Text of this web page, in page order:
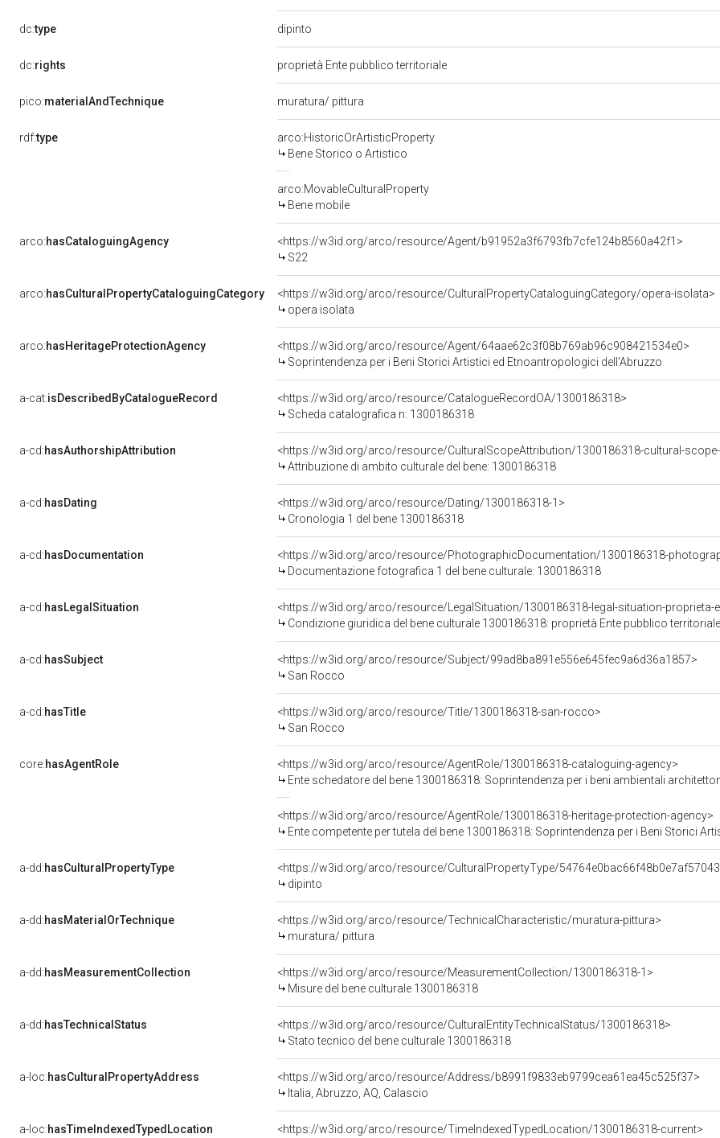
dc:type dipinto
dc:rights proprietà Ente pubblico territoriale
pico:materialAndTechnique muratura/ pittura
rdf:type
arco:HistoricOrArtisticProperty
Bene Storico o Artistico
arco:MovableCulturalProperty
Bene mobile
arco:hasCataloguingAgency
<https://w3id.org/arco/resource/Agent/b91952a3f6793fb7cfe124b8560a42f1>
S22
arco:hasCulturalPropertyCataloguingCategory
<https://w3id.org/arco/resource/CulturalPropertyCataloguingCategory/opera-isolata>
opera isolata
arco:hasHeritageProtectionAgency
<https://w3id.org/arco/resource/Agent/64aae62c3f08b769ab96c908421534e0>
Soprintendenza per i Beni Storici Artistici ed Etnoantropologici dell'Abruzzo
a-cat:isDescribedByCatalogueRecord
<https://w3id.org/arco/resource/CatalogueRecordOA/1300186318>
Scheda catalografica n: 1300186318
a-cd:hasAuthorshipAttribution
<https://w3id.org/arco/resource/CulturalScopeAttribution/1300186318-cultural-
Attribuzione di ambito culturale del bene: 1300186318
a-cd:hasDating
<https://w3id.org/arco/resource/Dating/1300186318-1>
Cronologia 1 del bene 1300186318
a-cd:hasDocumentation
<https://w3id.org/arco/resource/PhotographicDocumentation/1300186318-
Documentazione fotografica 1 del bene culturale: 1300186318
a-cd:hasLegalSituation
<https://w3id.org/arco/resource/LegalSituation/1300186318-legal-situation-proprieta-
Condizione giuridica del bene culturale 1300186318: proprietà Ente pubblico territoriale
a-cd:hasSubject
<https://w3id.org/arco/resource/Subject/99ad8ba891e556e645fec9a6d36a1857>
San Rocco
a-cd:hasTitle
<https://w3id.org/arco/resource/Title/1300186318-san-rocco>
San Rocco
core:hasAgentRole
<https://w3id.org/arco/resource/AgentRole/1300186318-cataloguing-agency>
Ente schedatore del bene 1300186318: Soprintendenza per i beni ambientali
<https://w3id.org/arco/resource/AgentRole/1300186318-heritage-protection-agency>
Ente competente per tutela del bene 1300186318: Soprintendenza per i Beni Storici
a-dd:hasCulturalPropertyType
<https://w3id.org/arco/resource/CulturalPropertyType/
dipinto
a-dd:hasMaterialOrTechnique
<https://w3id.org/arco/resource/TechnicalCharacteristic/muratura-pittura>
muratura/ pittura
a-dd:hasMeasurementCollection
<https://w3id.org/arco/resource/MeasurementCollection/1300186318-1>
Misure del bene culturale 1300186318
a-dd:hasTechnicalStatus
<https://w3id.org/arco/resource/CulturalEntityTechnicalStatus/1300186318>
Stato tecnico del bene culturale 1300186318
a-loc:hasCulturalPropertyAddress
<https://w3id.org/arco/resource/Address/b8991f9833eb9799cea61ea45c525f37>
Italia, Abruzzo, AQ, Calascio
a-loc:hasTimeIndexedTypedLocation
<https://w3id.org/arco/resource/TimeIndexedTypedLocation/1300186318-current>